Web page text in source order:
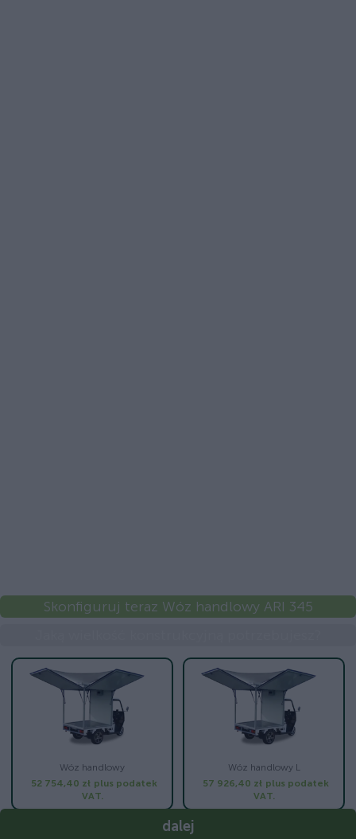
Skonfiguruj teraz Wóz handlowy ARI 345
Wóz handlowy
52 754,40 zł plus podatek
VAT.
Wóz handlowy L
57 926,40 zł plus podatek
VAT.
dalej